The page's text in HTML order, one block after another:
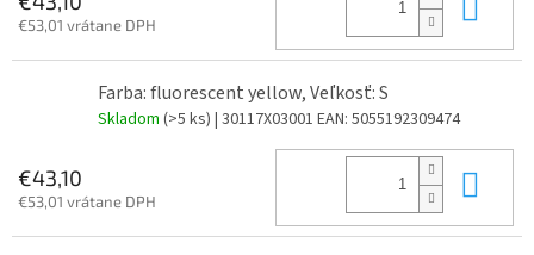
€53,01 vrátane DPH
Farba: fluorescent yellow, Veľkosť: S
Skladom (>5 ks) | 30117X03001 EAN: 5055192309474
€43,10
€53,01 vrátane DPH